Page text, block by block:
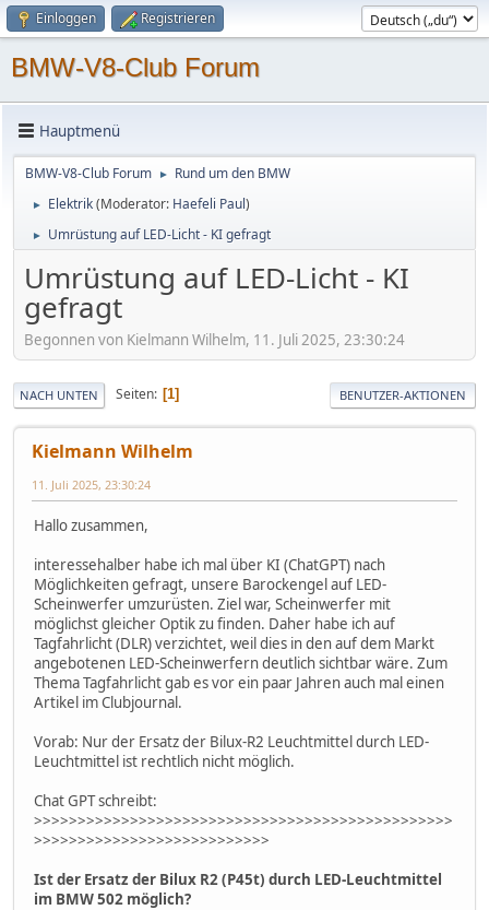
Einloggen Registrieren
BMW-V8-Club Forum
Hauptmenü
BMW-V8-Club Forum ► Rund um den BMW
► Elektrik(Moderator: Haefeli Paul)
► Umrüstung auf LED-Licht - KI gefragt
Umrüstung auf LED-Licht - KI
gefragt
Begonnen von Kielmann Wilhelm, 11. Juli 2025, 23:30:24
NACH UNTEN Seiten 1 BENUTZER-AKTIONEN
Kielmann Wilhelm
11. Juli 2025, 23:30:24
Hallo zusammen,
interessehalber habe ich mal über KI (ChatGPT) nach
Möglichkeiten gefragt, unsere Barockengel auf LED-
Scheinwerfer umzurüsten. Ziel war, Scheinwerfer mit
möglichst gleicher Optik zu finden. Daher habe ich auf
Tagfahrlicht (DLR) verzichtet, weil dies in den auf dem Markt
angebotenen LED-Scheinwerfern deutlich sichtbar wäre. Zum
Thema Tagfahrlicht gab es vor ein paar Jahren auch mal einen
Artikel im Clubjournal.
Vorab: Nur der Ersatz der Bilux-R2 Leuchtmittel durch LED-
Leuchtmittel ist rechtlich nicht möglich.
Chat GPT schreibt:
>>>>>>>>>>>>>>>>>>>>>>>>>>>>>>>>>>>>>>>>>>>>>>>>
>>>>>>>>>>>>>>>>>>>>>>>>>>>
Ist der Ersatz der Bilux R2 (P45t) durch LED-Leuchtmittel
im BMW 502 möglich?